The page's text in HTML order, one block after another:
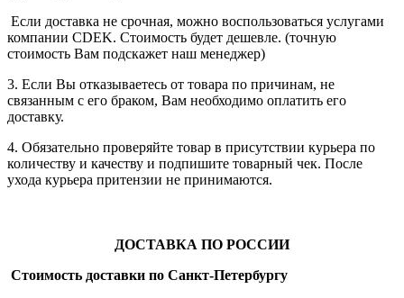
Если доставка не срочная, можно воспользоваться услугами
компании СDEK. Стоимость будет дешевле. (точную
стоимость Вам подскажет наш менеджер)
3. Если Вы отказываетесь от товара по причинам, не
связанным с его браком, Вам необходимо оплатить его
доставку.
4. Обязательно проверяйте товар в присутствии курьера по
количеству и качеству и подпишите товарный чек. После
ухода курьера притензии не принимаются.
ДОСТАВКА ПО РОССИИ
Стоимость доставки по Санкт-Петербургу